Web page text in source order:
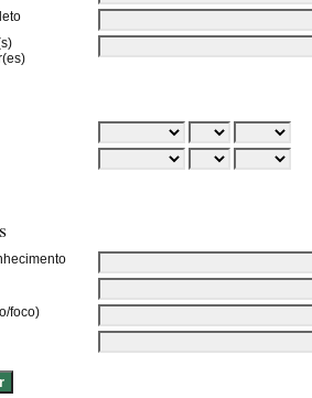
foco)